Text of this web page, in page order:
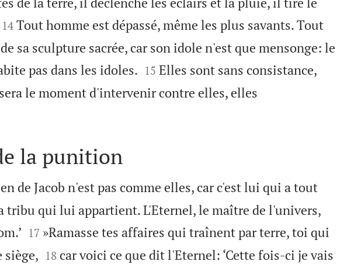

14 Tout homme est dépassé, même les plus savants. Tout
sa sculpture sacrée, car son idole n'est que mensonge: le
pas dans les idoles.
15 Elles sont sans consistance,
le moment d'intervenir contre elles, elles
la punition
de Jacob n'est pas comme elles, car c'est lui qui a tout
tribu qui lui appartient. L'Eternel, le maître de l'univers,

17 »Ramasse tes affaires qui traînent par terre, toi qui
siège, 

18 car voici ce que dit l'Eternel: ‘Cette fois-ci je vais